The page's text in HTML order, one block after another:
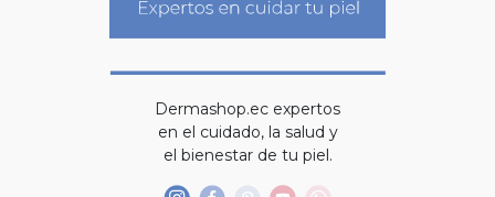
Dermashop.ec expertos
en el cuidado, la salud y
el bienestar de tu piel.